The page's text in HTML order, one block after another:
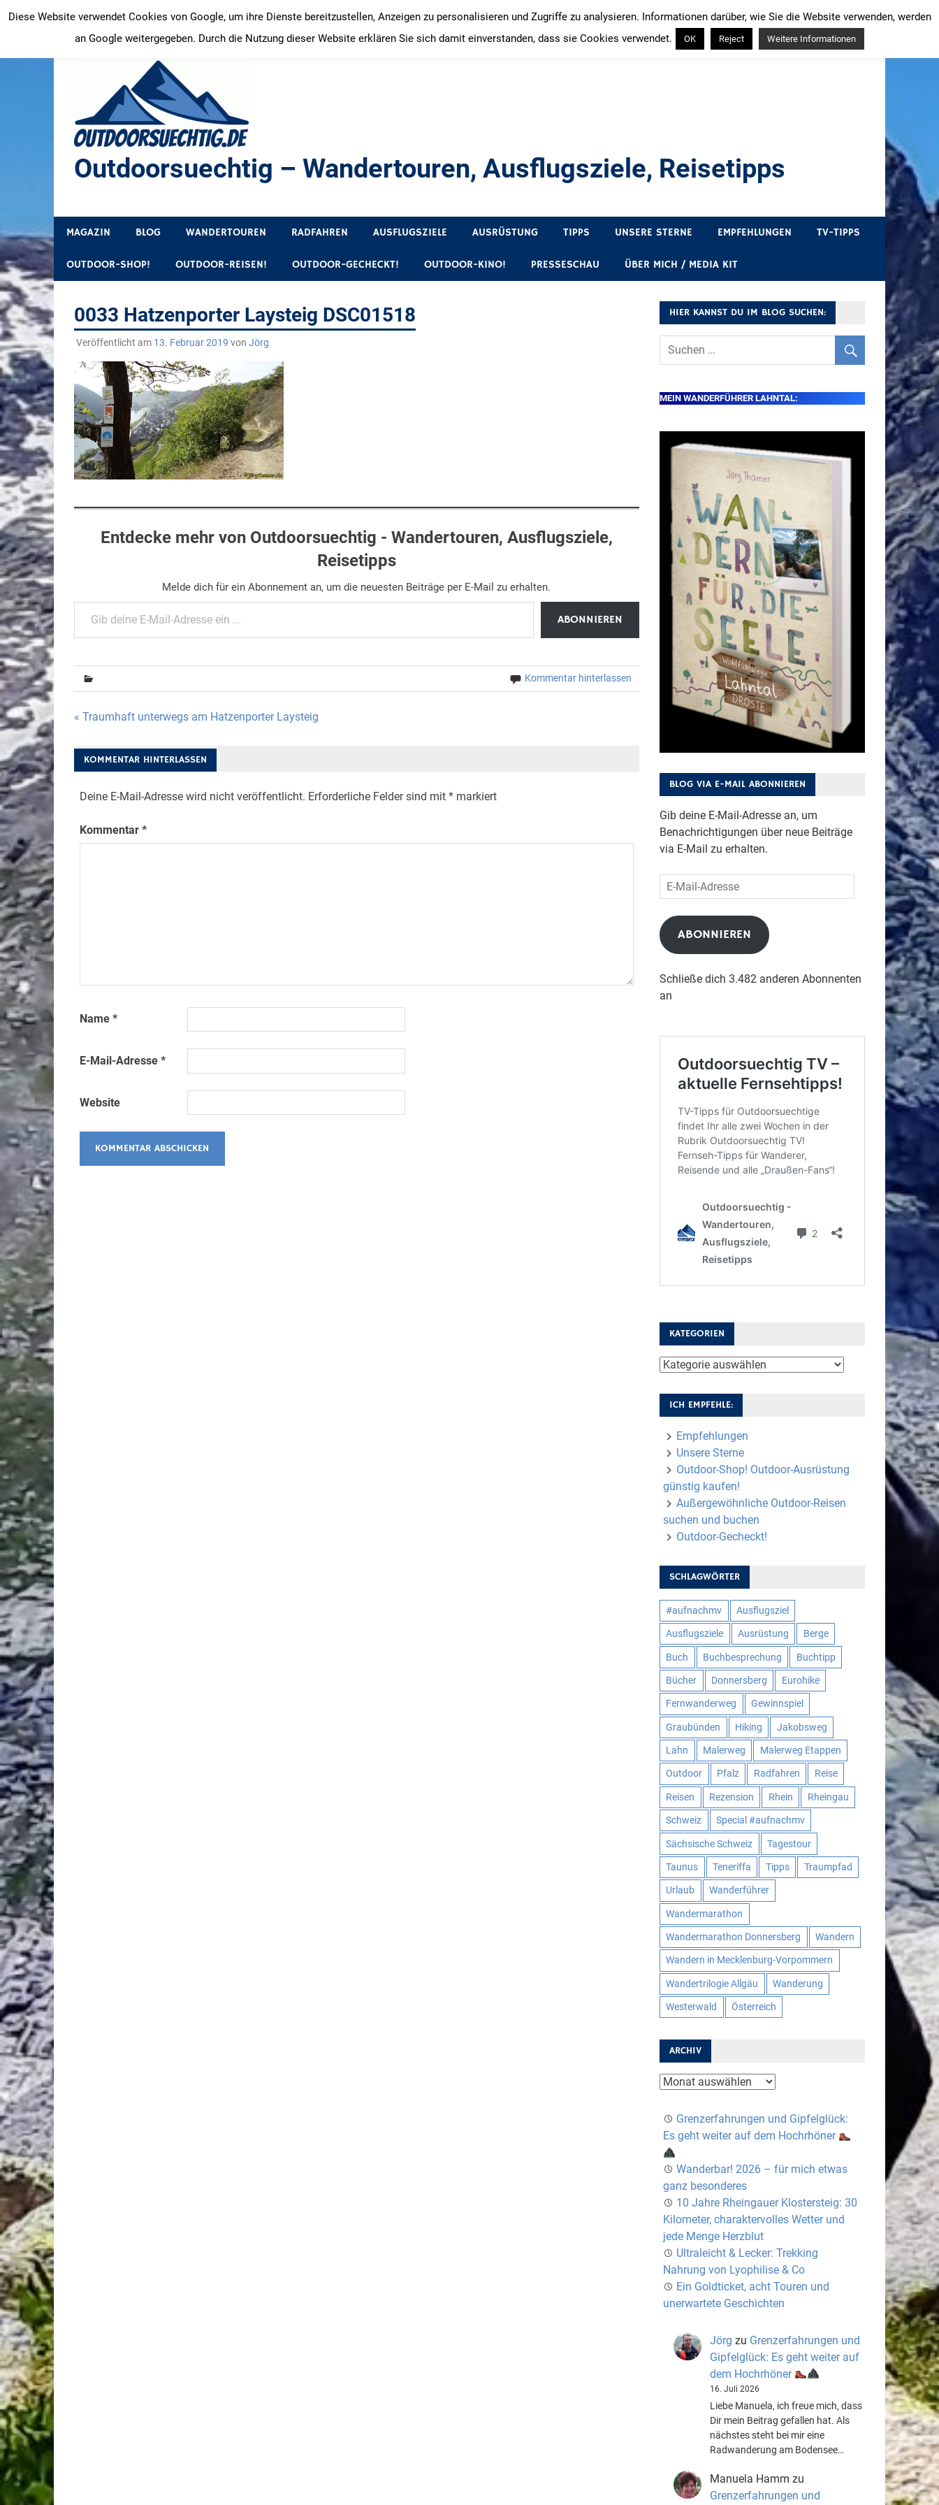
Inhalt
springen
Outdoorsuechtig – Wandertouren, Ausflugsziele, Reisetipps
MAGAZIN BLOG WANDERTOUREN RADFAHREN AUSFLUGSZIELE AUSRÜSTUNG TIPPS UNSERE STERNE EMPFEHLUNGEN TV-TIPPS
OUTDOOR-SHOP! OUTDOOR-REISEN! OUTDOOR-GECHECKT! OUTDOOR-KINO! PRESSESCHAU ÜBER MICH / MEDIA KIT
0033 Hatzenporter Laysteig DSC01518
Veröffentlicht am 13. Februar 2019 von Jörg
Entdecke mehr von Outdoorsuechtig - Wandertouren, Ausflugsziele,
Reisetipps
Melde dich für ein Abonnement an, um die neuesten Beiträge per E-Mail zu erhalten.
Gib deine E-Mail-Adresse ein ...
ABONNIEREN
Kommentar hinterlassen
Beitragsnavigation
« Traumhaft unterwegs am Hatzenporter Laysteig
KOMMENTAR HINTERLASSEN
Deine E-Mail-Adresse wird nicht veröffentlicht. Erforderliche Felder sind mit *markiert
Kommentar *
Name *
E-Mail-Adresse *
Website
HIER KANNST DU IM BLOG SUCHEN:
MEIN WANDERFÜHRER LAHNTAL:
BLOG VIA E-MAIL ABONNIEREN
Gib deine E-Mail-Adresse an, um
Benachrichtigungen über neue Beiträge
via E-Mail zu erhalten.
E-
Mail-
Adresse
ABONNIEREN
Schließe dich 3.482 anderen Abonnenten
an
KATEGORIEN
Kategorien
ICH EMPFEHLE:
Empfehlungen
Unsere Sterne
Outdoor-Shop! Outdoor-Ausrüstung
günstig kaufen!
Außergewöhnliche Outdoor-Reisen
suchen und buchen
Outdoor-Gecheckt!
SCHLAGWÖRTER
#aufnachmv Ausflugsziel
Ausflugsziele Ausrüstung Berge
Buch Buchbesprechung Buchtipp
Bücher Donnersberg Eurohike
Fernwanderweg Gewinnspiel
Graubünden Hiking Jakobsweg
Lahn Malerweg Malerweg Etappen
Outdoor Pfalz Radfahren Reise
Reisen Rezension Rhein Rheingau
Schweiz Special #aufnachmv
Sächsische Schweiz Tagestour
Taunus Teneriffa Tipps Traumpfad
Urlaub Wanderführer
Wandermarathon
Wandermarathon Donnersberg Wandern
Wandern in Mecklenburg-Vorpommern
Wandertrilogie Allgäu Wanderung
Westerwald Österreich
ARCHIV
Archiv
Grenzerfahrungen und Gipfelglück:
Es geht weiter auf dem Hochrhöner
Wanderbar! 2026 – für mich etwas
ganz besonderes
10 Jahre Rheingauer Klostersteig: 30
Kilometer, charaktervolles Wetter und
jede Menge Herzblut
Ultraleicht & Lecker: Trekking
Nahrung von Lyophilise & Co
Ein Goldticket, acht Touren und
unerwartete Geschichten
Jörg zu Grenzerfahrungen und
Gipfelglück: Es geht weiter auf
dem Hochrhöner
16. Juli 2026
Liebe Manuela, ich freue mich, dass
Dir mein Beitrag gefallen hat. Als
nächstes steht bei mir eine
Radwanderung am Bodensee…
Manuela Hamm zu
Grenzerfahrungen und
Diese Website verwendet Cookies von Google, um ihre Dienste bereitzustellen, Anzeigen zu personalisieren und Zugriffe zu analysieren. Informationen darüber, wie Sie die Website verwenden, werden
an Google weitergegeben. Durch die Nutzung dieser Website erklären Sie sich damit einverstanden, dass sie Cookies verwendet.
OK Reject Weitere Informationen